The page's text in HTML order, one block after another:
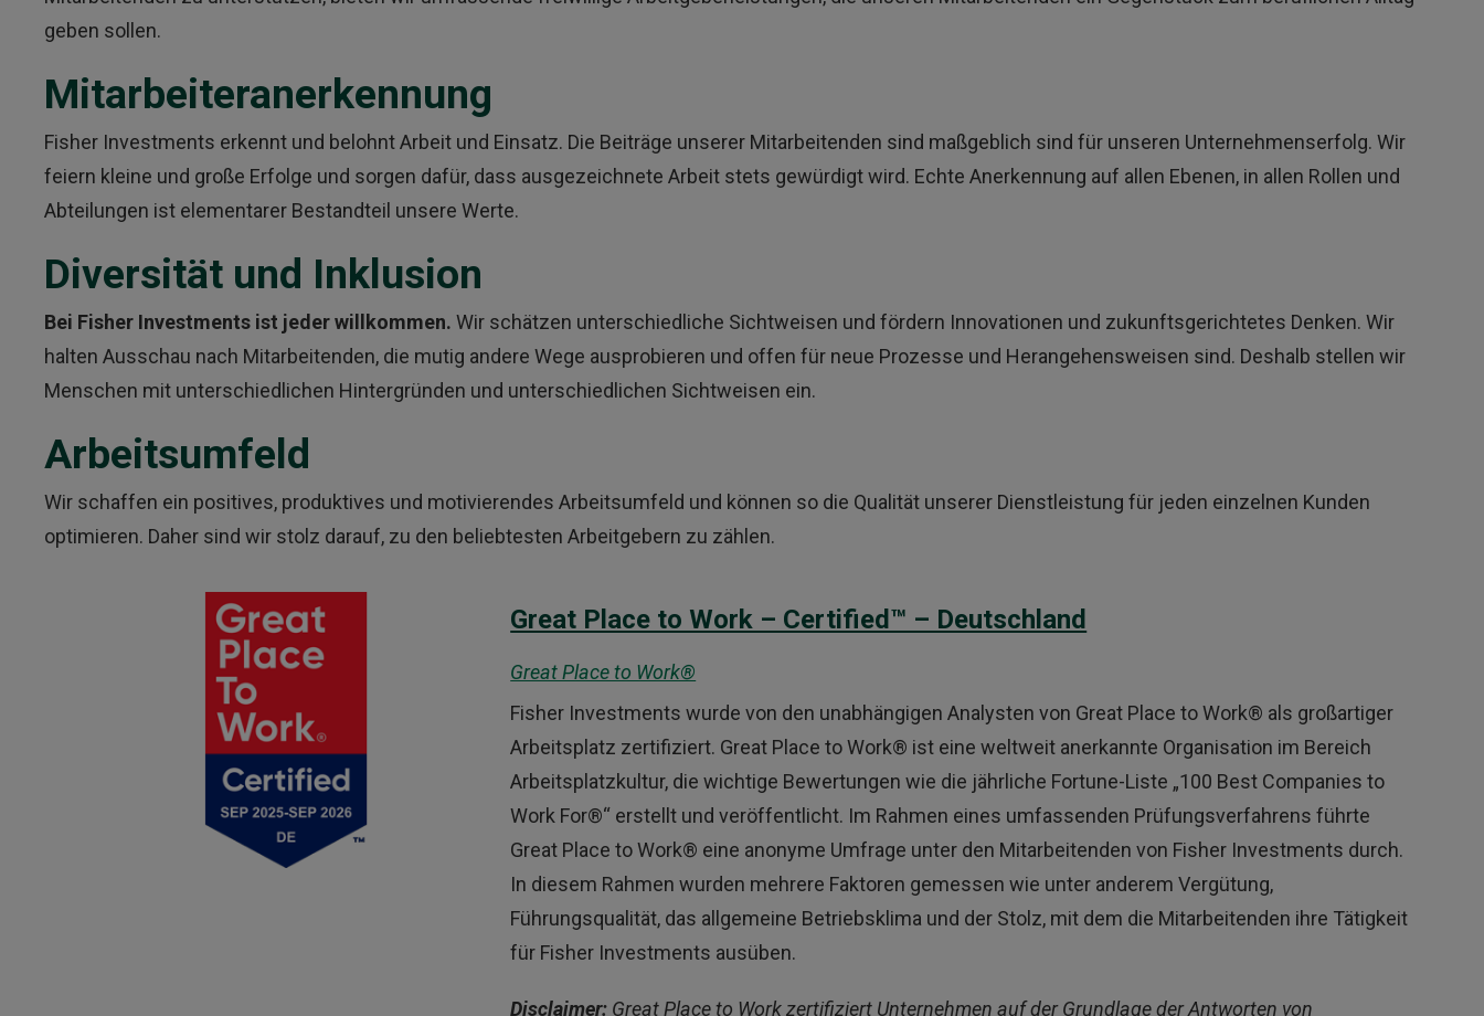
geben sollen.
Mitarbeiteranerkennung
Fisher Investments erkennt und belohnt Arbeit und Einsatz. Die Beiträge unserer Mitarbeitenden sind maßgeblich sind für unseren Unternehmenserfolg. Wir
feiern kleine und große Erfolge und sorgen dafür, dass ausgezeichnete Arbeit stets gewürdigt wird. Echte Anerkennung auf allen Ebenen, in allen Rollen und
Abteilungen ist elementarer Bestandteil unsere Werte.
Diversität und Inklusion
Bei Fisher Investments ist jeder willkommen. Wir schätzen unterschiedliche Sichtweisen und fördern Innovationen und zukunftsgerichtetes Denken. Wir
halten Ausschau nach Mitarbeitenden, die mutig andere Wege ausprobieren und offen für neue Prozesse und Herangehensweisen sind. Deshalb stellen wir
Menschen mit unterschiedlichen Hintergründen und unterschiedlichen Sichtweisen ein.
Arbeitsumfeld
Wir schaffen ein positives, produktives und motivierendes Arbeitsumfeld und können so die Qualität unserer Dienstleistung für jeden einzelnen Kunden
optimieren. Daher sind wir stolz darauf, zu den beliebtesten Arbeitgebern zu zählen.
Great Place to Work – Certified™ – Deutschland
Great Place to Work®
Fisher Investments wurde von den unabhängigen Analysten von Great Place to Work® als großartiger
Arbeitsplatz zertifiziert. Great Place to Work® ist eine weltweit anerkannte Organisation im Bereich
Arbeitsplatzkultur, die wichtige Bewertungen wie die jährliche Fortune-Liste „100 Best Companies to
Work For®“ erstellt und veröffentlicht. Im Rahmen eines umfassenden Prüfungsverfahrens führte
Great Place to Work® eine anonyme Umfrage unter den Mitarbeitenden von Fisher Investments durch.
In diesem Rahmen wurden mehrere Faktoren gemessen wie unter anderem Vergütung,
Führungsqualität, das allgemeine Betriebsklima und der Stolz, mit dem die Mitarbeitenden ihre Tätigkeit
für Fisher Investments ausüben.
Disclaimer: Great Place to Work zertifiziert Unternehmen auf der Grundlage der Antworten von